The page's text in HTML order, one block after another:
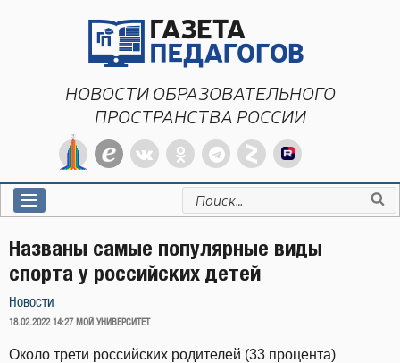
НОВОСТИ ОБРАЗОВАТЕЛЬНОГО
ПРОСТРАНСТВА РОССИИ
Искать:
Названы самые популярные виды
спорта у российских детей
Новости
ОПУБЛИКОВАНО
18.02.2022 14:27 МОЙ УНИВЕРСИТЕТ
Около трети российских родителей (33 процента)